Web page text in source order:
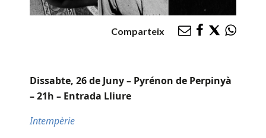
Comparteix
Dissabte, 26 de Juny – Pyrénon de Perpinyà
– 21h – Entrada Lliure
Intempèrie